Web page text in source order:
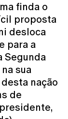
finda o
proposta
desloca
para a
Segunda
sua
nação
de